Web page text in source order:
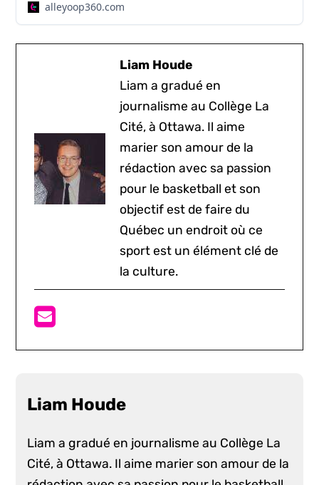
alleyoop360.com
Liam Houde
Liam a gradué en
journalisme au Collège La
Cité, à Ottawa. Il aime
marier son amour de la
rédaction avec sa passion
pour le basketball et son
objectif est de faire du
Québec un endroit où ce
sport est un élément clé de
la culture.
Liam Houde
Liam a gradué en journalisme au Collège La
Cité, à Ottawa. Il aime marier son amour de la